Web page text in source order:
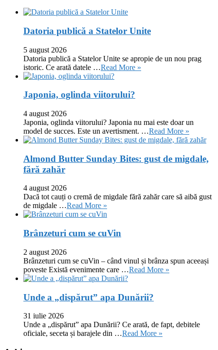
Datoria publică a Statelor Unite
5 august 2026
Datoria publică a Statelor Unite se apropie de un nou prag
istoric. Ce arată datele …Read More »
Japonia, oglinda viitorului?
4 august 2026
Japonia, oglinda viitorului? Japonia nu mai este doar un
model de succes. Este un avertisment. …Read More »
Almond Butter Sunday Bites: gust de migdale,
fără zahăr
4 august 2026
Dacă tot cauți o cremă de migdale fără zahăr care să aibă gust
de migdale …Read More »
Brânzeturi cum se cuVin
2 august 2026
Brânzeturi cum se cuVin – când vinul și brânza spun aceeași
poveste Există evenimente care …Read More »
Unde a „dispărut” apa Dunării?
31 iulie 2026
Unde a „dispărut” apa Dunării? Ce arată, de fapt, debitele
oficiale, seceta și barajele din …Read More »